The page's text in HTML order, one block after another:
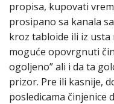
propisa, kupovati
prosipano sa kanala
kroz tabloide ili iz
moguće opovrgnuti
ogoljeno” ali i da ta
prizor. Pre ili kasnije,
posledicama činjenice